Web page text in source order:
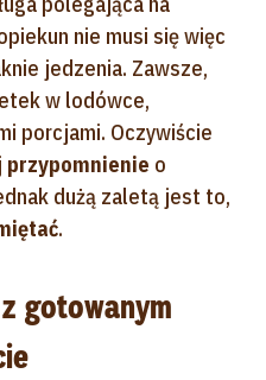
nie musi się więc
jedzenia. Zawsze,
w lodówce,
porcjami. Oczywiście
przypomnienie o
dużą zaletą jest to,
.
gotowanym